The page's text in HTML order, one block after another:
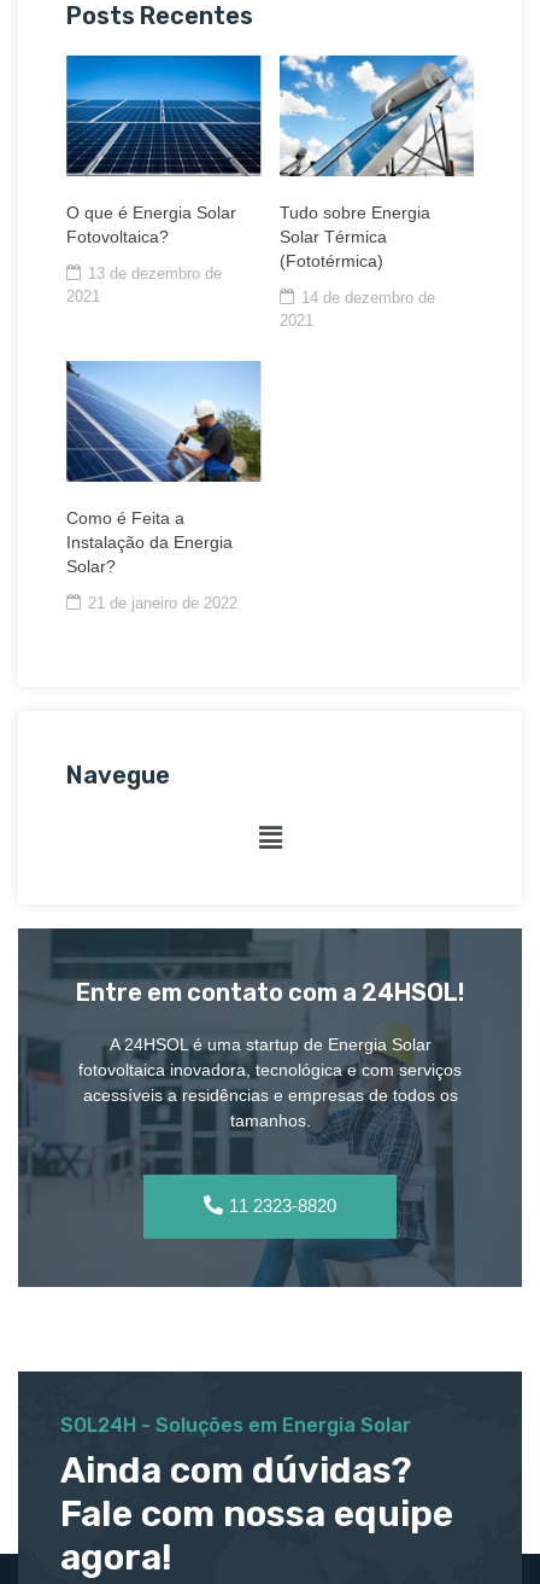
Posts Recentes
O que é Energia Solar
Fotovoltaica?
13 de dezembro de
2021
Tudo sobre Energia
Solar Térmica
(Fototérmica)
14 de dezembro de
2021
Como é Feita a
Instalação da Energia
Solar?
21 de janeiro de 2022
Navegue
Entre em contato com a 24HSOL!
A 24HSOL é uma startup de Energia Solar
fotovoltaica inovadora, tecnológica e com serviços
acessíveis a residências e empresas de todos os
tamanhos.
11 2323-8820
SOL24H - Soluções em Energia Solar
Ainda com dúvidas?
Fale com nossa equipe
agora!